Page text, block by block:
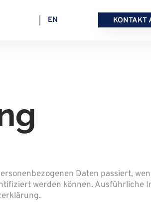
EN KONTAKT
Daten passiert,
werden können. Ausführliche